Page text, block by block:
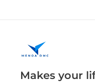
Makes your